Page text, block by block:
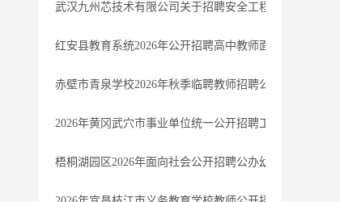
武汉九州芯技术有限公司关于招聘安全工程师等岗位的
红安县教育系统2026年公开招聘高中教师面试资格复审
赤壁市青泉学校2026年秋季临聘教师招聘公告
2026年黄冈武穴市事业单位统一公开招聘工作人员管理
梧桐湖园区2026年面向社会公开招聘公办幼儿园公益性